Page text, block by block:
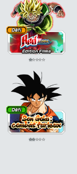
⭐⭐⭐⭐⭐
⭐⭐⭐⭐⭐